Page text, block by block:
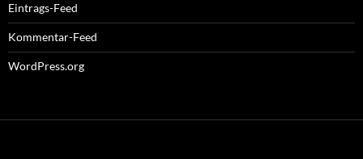
Eintrags-Feed
Kommentar-Feed
WordPress.org